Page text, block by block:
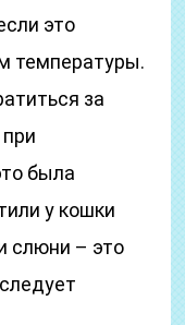
это
температуры.
за
была
у кошки
слюни – это